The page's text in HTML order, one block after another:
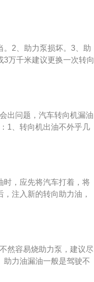
递方向。以下是转向器的
蜗杆为主动件，曲柄销
向系统。
。2、助力泵损坏。3、助
3万千米建议更换一次转向
，用抽油器将旧油吸干
向盘。
出问题，汽车转向机漏油
1、转向机出油不外乎几
分，都有密封件，更换新
换垫圈，打上密封剂如
要打方向盘太死，同时尽
转向器损坏漏油。
时，应先将汽车打着，将
注入新的转向助力油，
的作用。不过要注意的
力罐中的油吸干净，然
方向盘；4、再次将助力
清除干净，然后注入新
完新的助力油之后，打着
，慢慢就会恢复无声，
然容易烧助力泵，建议尽
助力油漏油一般是驾驶不
死时会使助力油管的压力